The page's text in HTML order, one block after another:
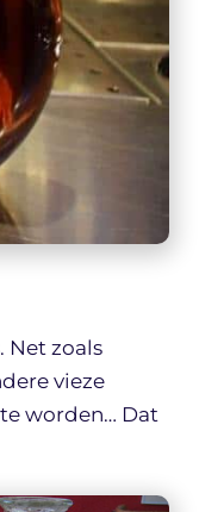
Net zoals
vieze
worden… Dat